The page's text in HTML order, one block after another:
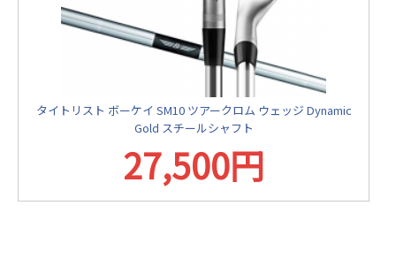
タイトリスト ボーケイ SM10 ツアークロム ウェッジ Dynamic
Gold スチールシャフト
27,500円